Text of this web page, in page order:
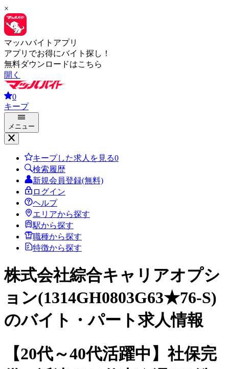
×
マッハバイトアプリ
アプリでお得にバイト探し！
無料ダウンロードはこちら
開く
0
キープ
メニュー
キープした求人を見る0
検索履歴
新規会員登録(無料)
ログイン
ヘルプ
エリアから探す
駅から探す
職種から探す
特徴から探す
株式会社綜合キャリアオプシ
ョン(1314GH0803G63★76-S)
のバイト・パート求人情報
【20代～40代活躍中】社保完